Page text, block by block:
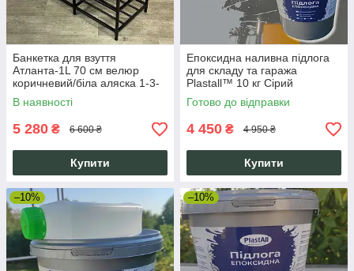
Банкетка для взуття
Атланта-1L 70 см велюр
коричневий/біла аляска 1-3-
9005
В наявності
5 280 ₴ 6 600 ₴
Купити
Епоксидна наливна підлога
для складу та гаража
Plastall™ 10 кг Сірий
Готово до відправки
4 450 ₴ 4 950 ₴
Купити
–10% –10%